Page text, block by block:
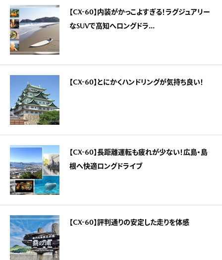
【CX-60】内装がかっこよすぎる！ラグジュアリー
なSUVで高知へロングドラ...
【CX-60】とにかくハンドリングが気持ち良い！
【CX-60】長距離運転も疲れが少ない！広島・島
根へ快適ロングドライブ
【CX-60】評判通りの安定した走りを体感